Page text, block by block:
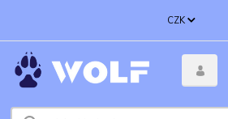
CZK